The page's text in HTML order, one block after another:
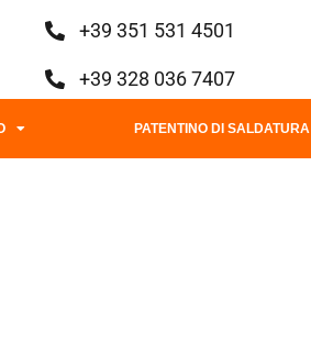
+39 351 531 4501
+39 328 036 7407
PATENTINO DI SALDATURA